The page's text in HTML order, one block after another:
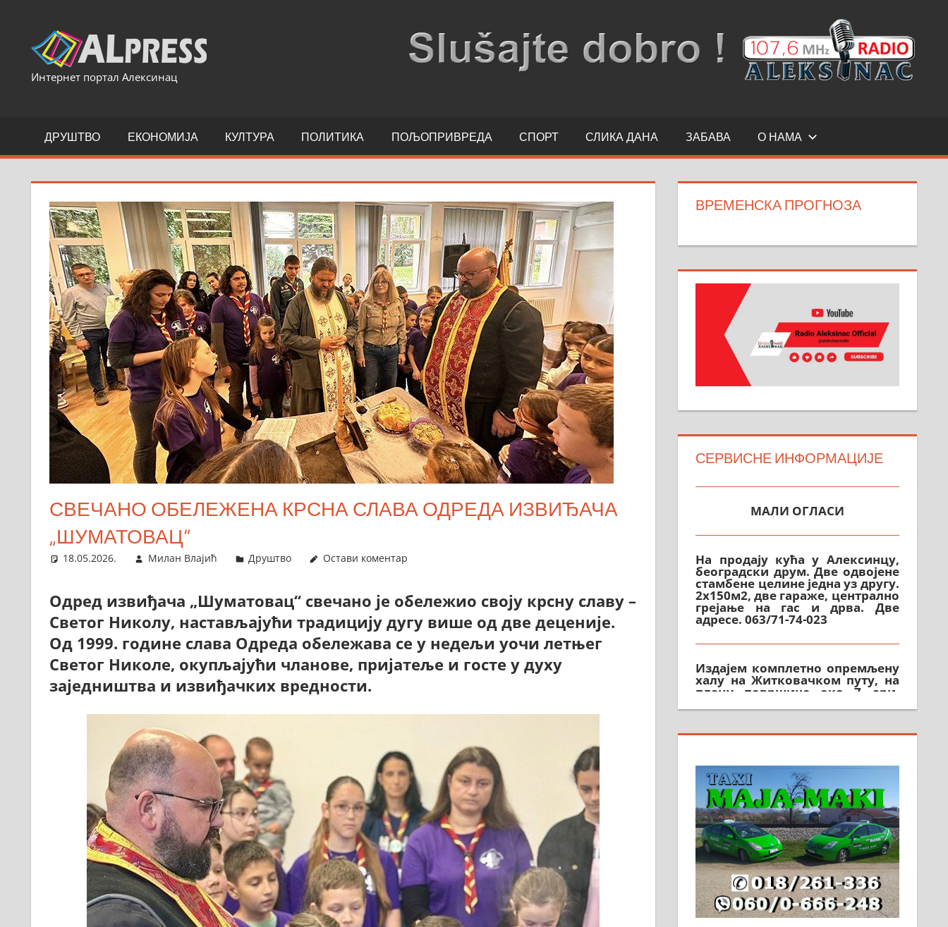
content
Интернет портал Алексинац
ДРУШТВО ЕКОНОМИЈА КУЛТУРА ПОЛИТИКА ПОЉОПРИВРЕДА СПОРТ СЛИКА ДАНА ЗАБАВА О НАМА
СВЕЧАНО ОБЕЛЕЖЕНА КРСНА СЛАВА ОДРЕДА ИЗВИЂАЧА
„ШУМАТОВАЦ“
18.05.2026. Милан Влајић Друштво Остави коментар
Одред извиђача „Шуматовац“ свечано је обележио своју крсну славу –
Светог Николу, настављајући традицију дугу више од две деценије.
Од 1999. године слава Одреда обележава се у недељи уочи летњег
Светог Николе, окупљајући чланове, пријатеље и госте у духу
заједништва и извиђачких вредности.
ВРЕМЕНСКА ПРОГНОЗА
СЕРВИСНЕ ИНФОРМАЦИЈЕ
МАЛИ ОГЛАСИ
На продају кућа у Алексинцу,
стамбене целине једна уз другу.
2х150м2, две гараже, централно
грејање на гас и дрва. Две
адресе. 063/71-74-023
Издајем комплетно опремљену
плацу површине око 7 ари.
064/321-80-51; 063/102-35-25
незавршена кућа површине 160
Могућа замена. 064/21-63-584
ПОСЛОВНИ ОГЛАСИ
Рудник и флотација Рудник
д.о.о. Рудник запошљава 20
помоћника рудара. Услови:
Основна школа, пожељно
радно искуство на истим и